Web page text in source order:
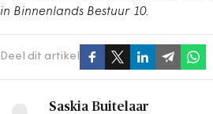
in Binnenlands Bestuur 10.
Deel dit artikel
Saskia Buitelaar